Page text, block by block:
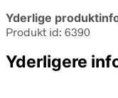
Yderlige
Produkt id: 6390
Yderligere